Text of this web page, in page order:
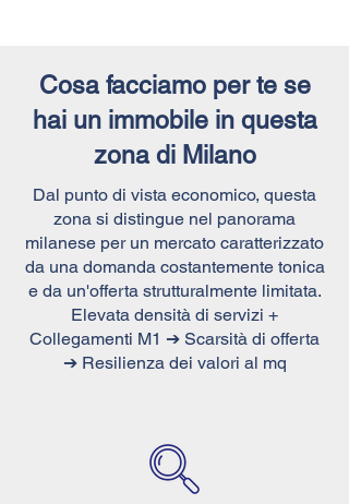
Cosa facciamo per te se
hai un immobile in questa
zona di Milano
Dal punto di vista economico, questa
zona si distingue nel panorama
milanese per un mercato caratterizzato
da una domanda costantemente tonica
e da un'offerta strutturalmente limitata.
Elevata densità di servizi +
Collegamenti M1 ➔ Scarsità di offerta
➔ Resilienza dei valori al mq